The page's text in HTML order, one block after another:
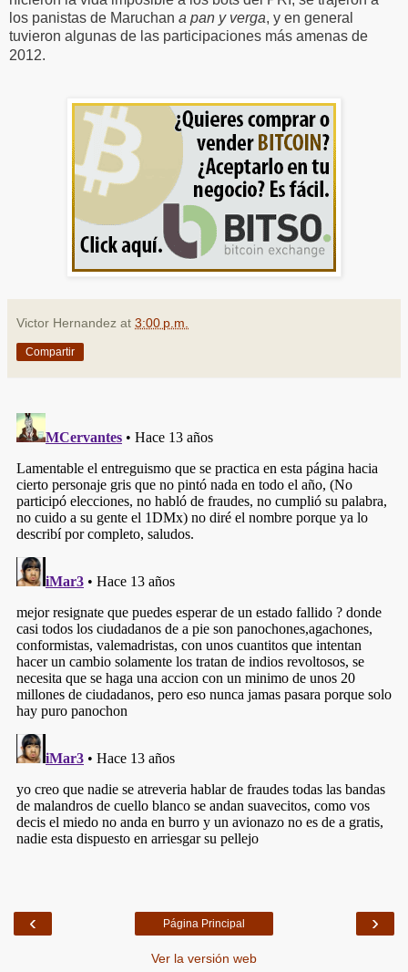
los panistas de Maruchan a pan y verga, y en general
tuvieron algunas de las participaciones más amenas de
2012.
Victor Hernandez at 3:00 p.m.
Compartir
‹ ›
Página Principal
Ver la versión web